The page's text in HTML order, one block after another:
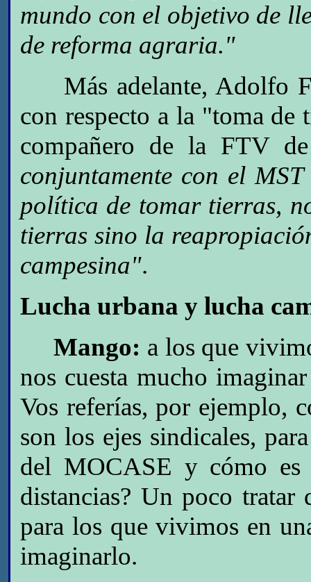
mundo con el objetivo de
de reforma agraria."
Más adelante, Adolfo
con respecto a la "toma de
compañero de la FTV
conjuntamente con el
política de tomar tierras,
tierras sino la
campesina".
Lucha urbana y lucha
Mango: a los que
nos cuesta mucho
Vos referías, por ejemplo,
son los ejes sindicales,
del MOCASE y cómo es
distancias? Un poco tratar
para los que vivimos en
imaginarlo.